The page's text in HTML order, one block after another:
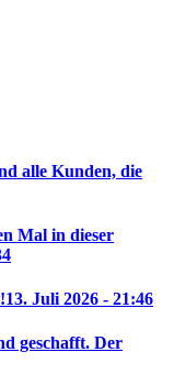
alle Kunden, die
Mal in dieser
13. Juli 2026 - 21:46
geschafft. Der